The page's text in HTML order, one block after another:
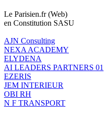
Le Parisien.fr (Web)
en Constitution SASU
AJN Consulting
NEXA ACADEMY
ELYDENA
AI LEADERS PARTNERS 01
EZERIS
JEM INTERIEUR
OBI RH
N F TRANSPORT